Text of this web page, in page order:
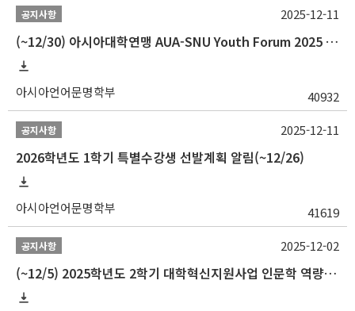
공지사항
(~12/30) 아시아대학연맹 AUA-SNU Youth Forum 2025 참가자 선발 안내
아시아언어문명학부 40932
2025-12-11
공지사항
2026학년도 1학기 특별수강생 선발계획 알림(~12/26)
아시아언어문명학부 41619
2025-12-11
공지사항
(~12/5) 2025학년도 2학기 대학혁신지원사업 인문학 역량강화 국제학술대회 참가 경비 지원 안내(2차)
2025-12-02